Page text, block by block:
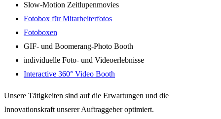
Slow-Motion Zeitlupenmovies
Fotobox für Mitarbeiterfotos
Fotoboxen
GIF- und Boomerang-Photo Booth
individuelle Foto- und Videoerlebnisse
Interactive 360° Video Booth
Unsere Tätigkeiten sind auf die Erwartungen und die
Innovationskraft unserer Auftraggeber optimiert.